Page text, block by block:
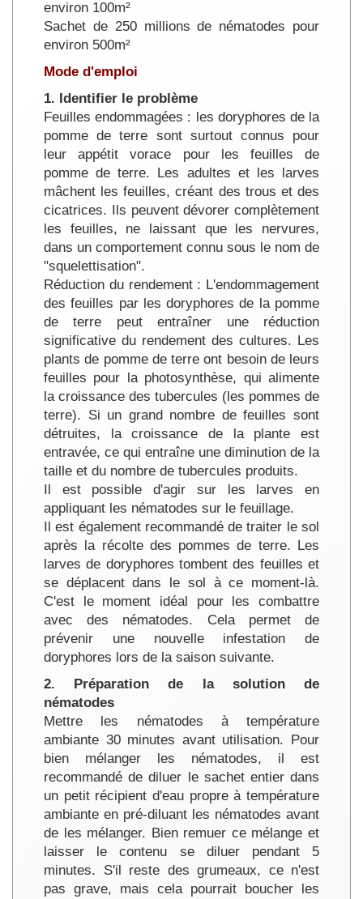
environ 100m²
Sachet de 250 millions de nématodes pour
environ 500m²
Mode d'emploi
1. Identifier le problème
Feuilles endommagées : les doryphores de la
pomme de terre sont surtout connus pour
leur appétit vorace pour les feuilles de
pomme de terre. Les adultes et les larves
mâchent les feuilles, créant des trous et des
cicatrices. Ils peuvent dévorer complètement
les feuilles, ne laissant que les nervures,
dans un comportement connu sous le nom de
"squelettisation".
Réduction du rendement : L'endommagement
des feuilles par les doryphores de la pomme
de terre peut entraîner une réduction
significative du rendement des cultures. Les
plants de pomme de terre ont besoin de leurs
feuilles pour la photosynthèse, qui alimente
la croissance des tubercules (les pommes de
terre). Si un grand nombre de feuilles sont
détruites, la croissance de la plante est
entravée, ce qui entraîne une diminution de la
taille et du nombre de tubercules produits.
Il est possible d'agir sur les larves en
appliquant les nématodes sur le feuillage.
Il est également recommandé de traiter le sol
après la récolte des pommes de terre. Les
larves de doryphores tombent des feuilles et
se déplacent dans le sol à ce moment-là.
C'est le moment idéal pour les combattre
avec des nématodes. Cela permet de
prévenir une nouvelle infestation de
doryphores lors de la saison suivante.
2. Préparation de la solution de
nématodes
Mettre les nématodes à température
ambiante 30 minutes avant utilisation. Pour
bien mélanger les nématodes, il est
recommandé de diluer le sachet entier dans
un petit récipient d'eau propre à température
ambiante en pré-diluant les nématodes avant
de les mélanger. Bien remuer ce mélange et
laisser le contenu se diluer pendant 5
minutes. S'il reste des grumeaux, ce n'est
pas grave, mais cela pourrait boucher les